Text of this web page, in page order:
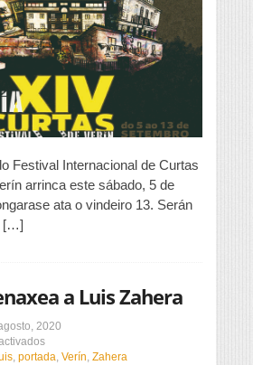
edición
do
FIC
Vía
XIV
trae
Verín
39
concurso
Festival Internacional de Curtas
arrinca este sábado, 5 de
ata o vindeiro 13. Serán
[…]
a Luis Zahera
2020
en
O
, portada, Verín, Zahera